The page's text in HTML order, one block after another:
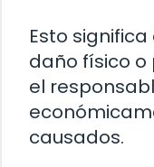
Esto
daño físico o
el
causados.